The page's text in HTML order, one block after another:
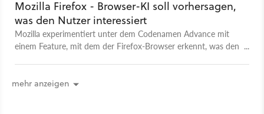
Mozilla Firefox - Browser-KI soll vorhersagen,
was den Nutzer interessiert
Mozilla experimentiert unter dem Codenamen Advance mit
einem Feature, mit dem der Firefox-Browser erkennt, was den
mehr anzeigen